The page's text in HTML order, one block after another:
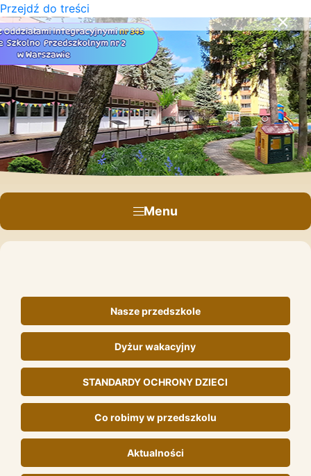
Przejdź do treści
Menu
×
Nasze przedszkole
Dyżur wakacyjny
STANDARDY OCHRONY DZIECI
Co robimy w przedszkolu
Aktualności